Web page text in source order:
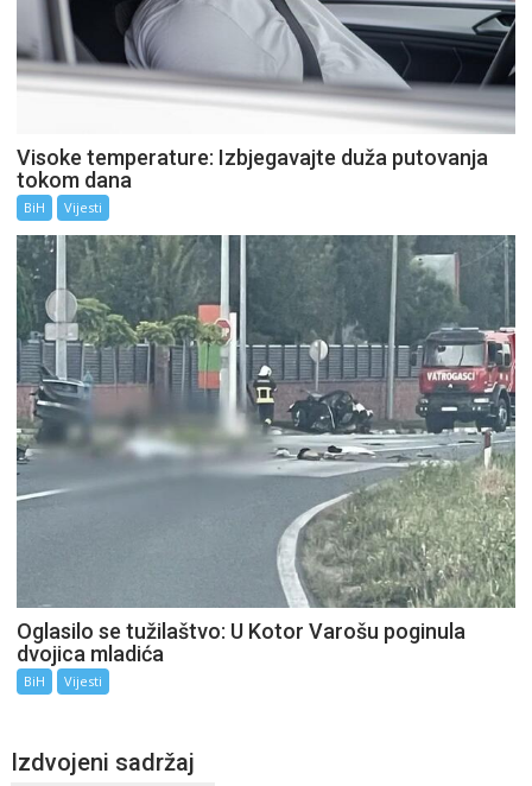
Visoke temperature: Izbjegavajte duža putovanja
tokom dana
BiH Vijesti
Oglasilo se tužilaštvo: U Kotor Varošu poginula
dvojica mladića
BiH Vijesti
Izdvojeni sadržaj